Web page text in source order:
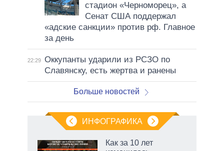
стадион «Черноморец», а
Сенат США поддержал
«адские санкции» против рф. Главное
за день
22:29 Оккупанты ударили из РСЗО по
Славянску, есть жертва и ранены
Больше новостей
ИНФОГРАФИКА
Как за 10 лет